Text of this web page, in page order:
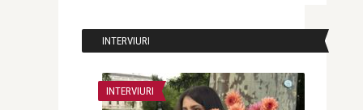
INTERVIURI
INTERVIURI